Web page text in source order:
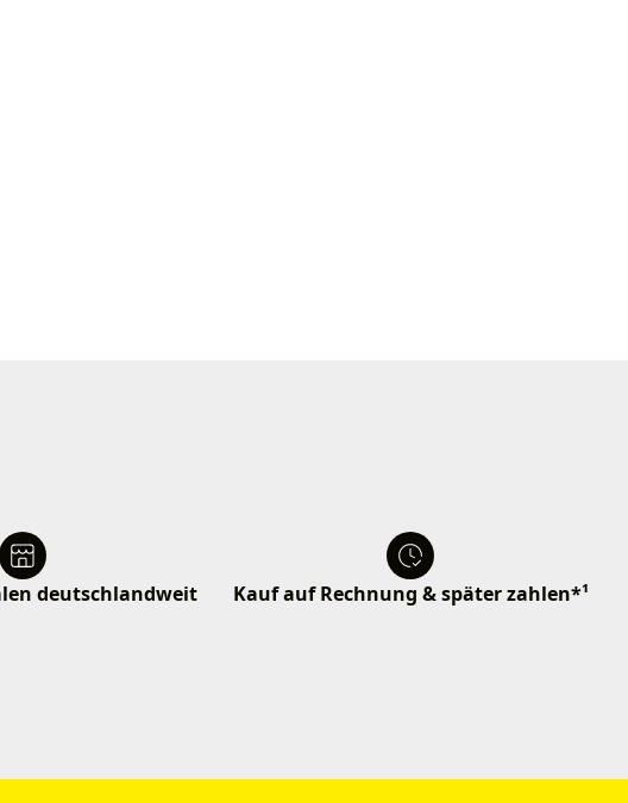
deutschlandweit Kauf auf Rechnung & später zahlen*¹